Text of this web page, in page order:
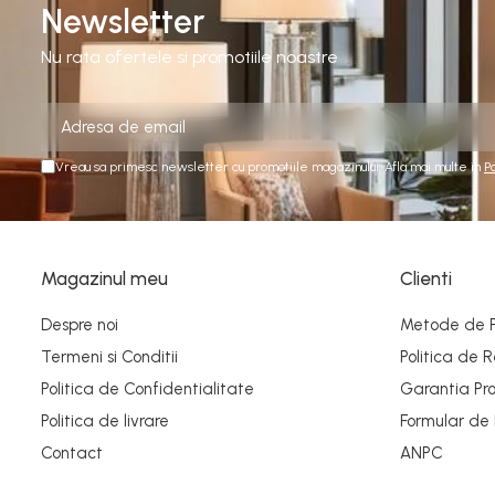
Newsletter
Nu rata ofertele si promotiile noastre
Vreau sa primesc newsletter cu promotiile magazinului. Afla mai multe in
Magazinul meu
Despre noi
Termeni si Conditii
Politica de Confidentialitate
Politica de livrare
Contact
Clienti
Metode de
Politica de
Garantia
Formular de
ANPC